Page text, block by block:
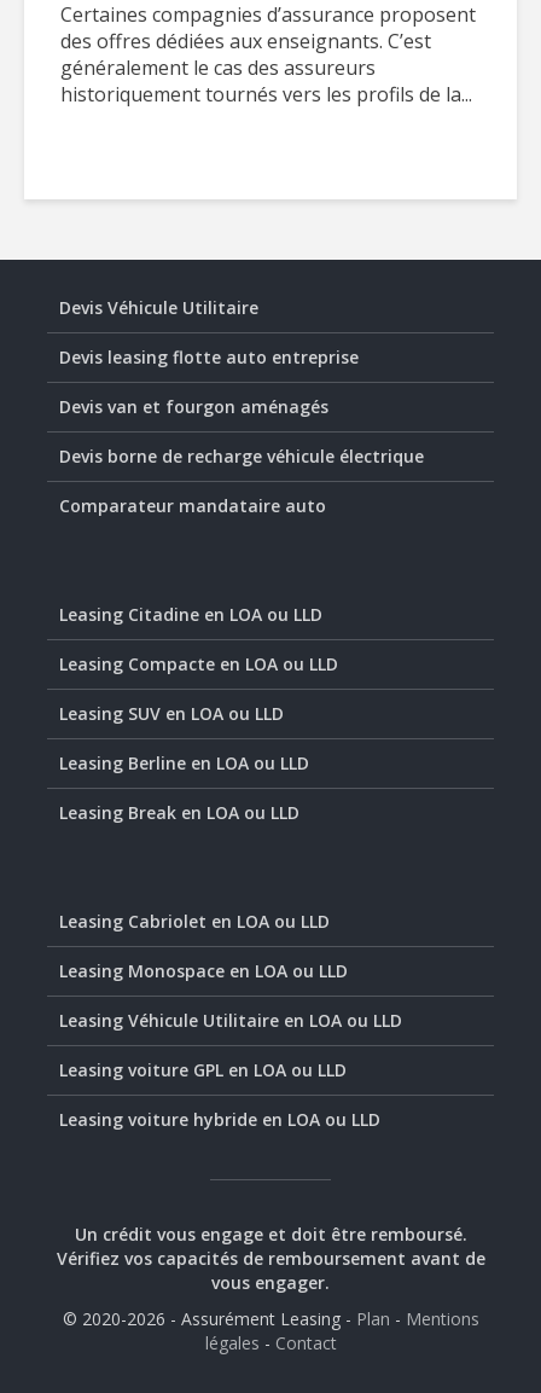
Certaines compagnies d’assurance proposent
des offres dédiées aux enseignants. C’est
généralement le cas des assureurs
historiquement tournés vers les profils de la...
Devis Véhicule Utilitaire
Devis leasing flotte auto entreprise
Devis van et fourgon aménagés
Devis borne de recharge véhicule électrique
Comparateur mandataire auto
Leasing Citadine en LOA ou LLD
Leasing Compacte en LOA ou LLD
Leasing SUV en LOA ou LLD
Leasing Berline en LOA ou LLD
Leasing Break en LOA ou LLD
Leasing Cabriolet en LOA ou LLD
Leasing Monospace en LOA ou LLD
Leasing Véhicule Utilitaire en LOA ou LLD
Leasing voiture GPL en LOA ou LLD
Leasing voiture hybride en LOA ou LLD
Un crédit vous engage et doit être remboursé.
Vérifiez vos capacités de remboursement avant de
vous engager.
© 2020-2026 - Assurément Leasing - Plan - Mentions
légales - Contact